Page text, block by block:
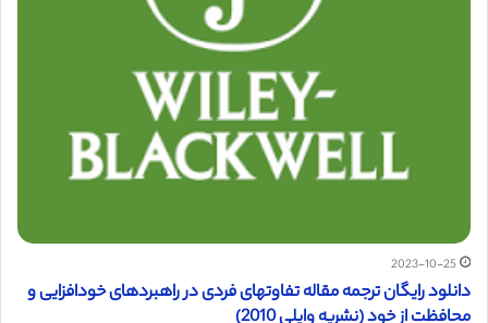
2023-10-25
دانلود رایگان ترجمه مقاله تفاوتهای فردی در راهبردهای خودافزایی و